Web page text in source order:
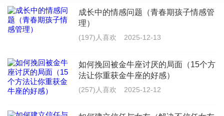
自信和魅力是吸引对方的重要因素。在和对方联系时，
一定要保持自信和魅力，让对方感觉到你的优点和吸引
五、别放弃自己的生活
即使你非常想和对方联系，也不要放弃自己的生活。继
续做自己喜欢做的事情，保持良好的心态和积极的生活
成长中的情感问题（青春期孩子情感管
理）
(197)人喜欢 2025-12-13
如何挽回被金牛座讨厌的局面（15个方
法让你重获金牛座的好感）
(257)人喜欢 2025-12-12